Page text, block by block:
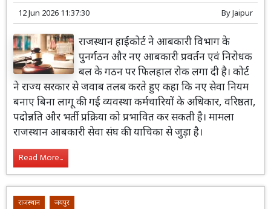
12 Jun 2026 11:37:30 ByJaipur
राजस्थान हाईकोर्ट ने आबकारी विभाग के
पुनर्गठन और नए आबकारी प्रवर्तन एवं निरोधक
बल के गठन पर फिलहाल रोक लगा दी है। कोर्ट
ने राज्य सरकार से जवाब तलब करते हुए कहा कि नए सेवा नियम
बनाए बिना लागू की गई व्यवस्था कर्मचारियों के अधिकार, वरिष्ठता,
पदोन्नति और भर्ती प्रक्रिया को प्रभावित कर सकती है। मामला
राजस्थान आबकारी सेवा संघ की याचिका से जुड़ा है।
Read More...
राजस्थान जयपुर